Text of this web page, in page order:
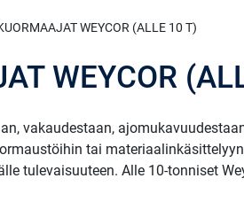
WEYCOR (ALLE 10 T)
WEYCOR
vakaudestaan,
tai
tulevaisuuteen. Alle 10-tonniset